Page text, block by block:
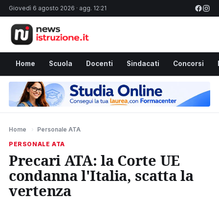
Giovedì 6 agosto 2026 · agg. 12:21
Home Scuola Docenti Sindacati Concorsi
Home › Personale ATA
PERSONALE ATA
Precari ATA: la Corte UE
condanna l'Italia, scatta la
vertenza